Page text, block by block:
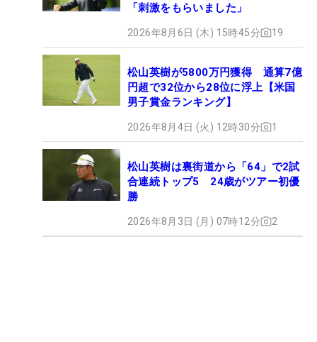
「刺激をもらいました」
2026年8月6日 (木) 15時45分 19
松山英樹が5800万円獲得 通算7億
円超で32位から28位に浮上【米国
男子賞金ランキング】
2026年8月4日 (火) 12時30分 1
松山英樹は裏街道から「64」で2試
合連続トップ5 24歳がツアー初優
勝
2026年8月3日 (月) 07時12分 2